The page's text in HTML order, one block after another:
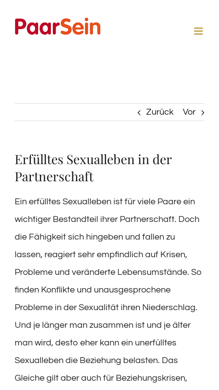
Inhalt
Zurück Vor
Erfülltes Sexualleben in der
Partnerschaft
Ein erfülltes Sexualleben ist für viele Paare ein
wichtiger Bestandteil ihrer Partnerschaft. Doch
die Fähigkeit sich hingeben und fallen zu
lassen, reagiert sehr empfindlich auf Krisen,
Probleme und veränderte Lebensumstände. So
finden Konflikte und unausgesprochene
Probleme in der Sexualität ihren Niederschlag.
Und je länger man zusammen ist und je älter
man wird, desto eher kann ein unerfülltes
Sexualleben die Beziehung belasten. Das
Gleiche gilt aber auch für Beziehungskrisen,